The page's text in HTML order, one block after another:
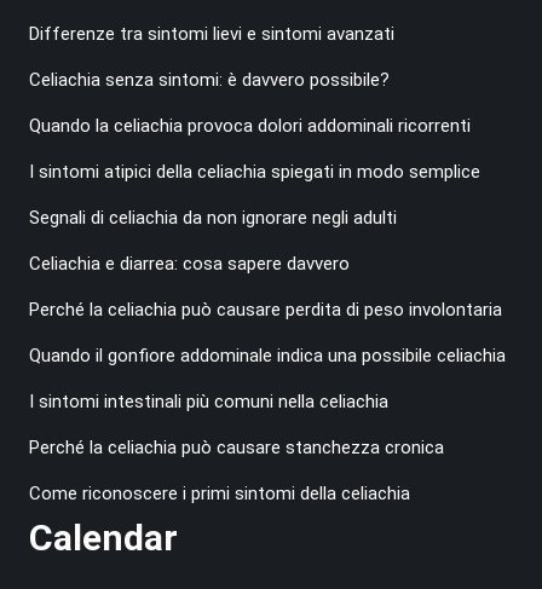
Differenze tra sintomi lievi e sintomi avanzati
Celiachia senza sintomi: è davvero possibile?
Quando la celiachia provoca dolori addominali ricorrenti
I sintomi atipici della celiachia spiegati in modo semplice
Segnali di celiachia da non ignorare negli adulti
Celiachia e diarrea: cosa sapere davvero
Perché la celiachia può causare perdita di peso involontaria
Quando il gonfiore addominale indica una possibile celiachia
I sintomi intestinali più comuni nella celiachia
Perché la celiachia può causare stanchezza cronica
Come riconoscere i primi sintomi della celiachia
Calendar